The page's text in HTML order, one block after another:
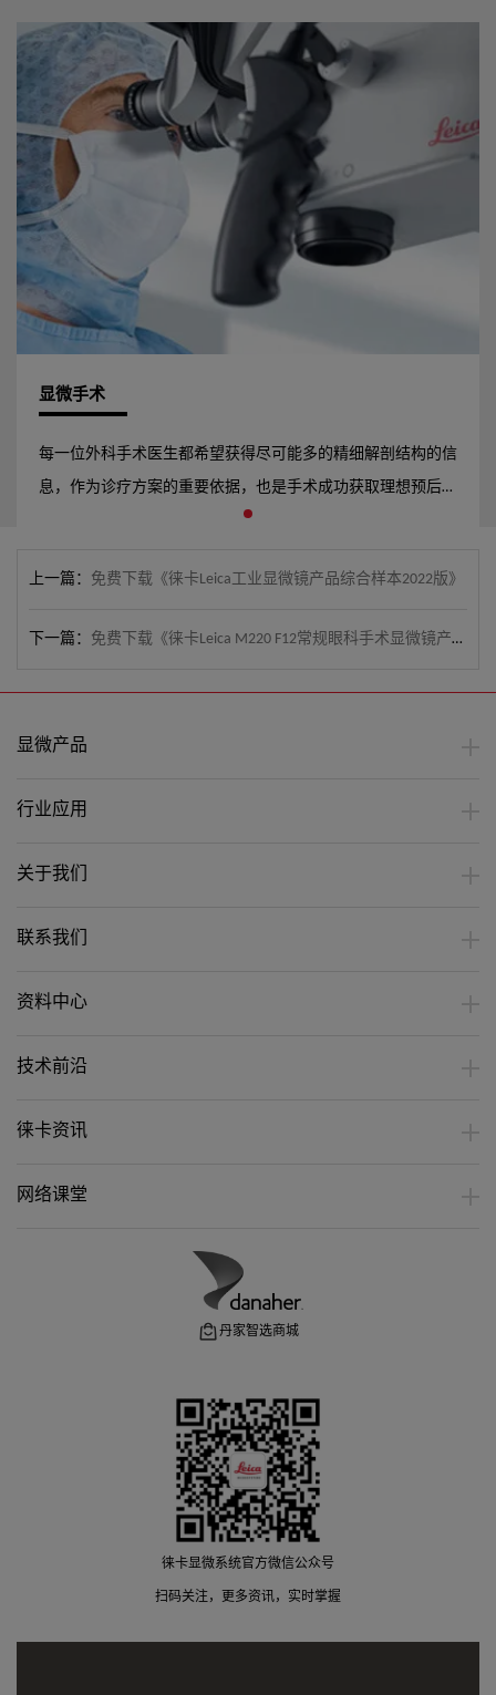
显微手术
每一位外科手术医生都希望获得尽可能多的精细解剖结构的信
息，作为诊疗方案的重要依据，也是手术成功获取理想预后的
外科手术显微镜和眼科手术显微镜分别打造了可升级的平台，
上一篇： 免费下载《徕卡Leica工业显微镜产品综合样本2022版》
下一篇： 免费下载《徕卡Leica M220 F12常规眼科手术显微镜产品彩页2022版》
显微产品
行业应用
关于我们
联系我们
资料中心
技术前沿
徕卡资讯
网络课堂
丹家智选商城
徕卡显微系统官方微信公众号
扫码关注，更多资讯，实时掌握